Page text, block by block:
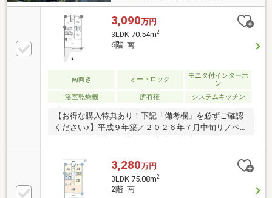
3,090万円
3LDK 70.54m2
6階 南
南向き オートロック
モニタ付インターホ
ン
浴室乾燥機
所有権 システムキッチン
【お得な購入特典あり！下記「備考欄」を必ずご確認
ください♪】平成９年築／２０２６年７月中旬リノベ
ーション工事完了予定／６階部分／南向き住戸／フル
フラットの対面キッチン（食洗機付）／オートロック
完備！
3,280万円
3LDK 75.08m2
2階 南